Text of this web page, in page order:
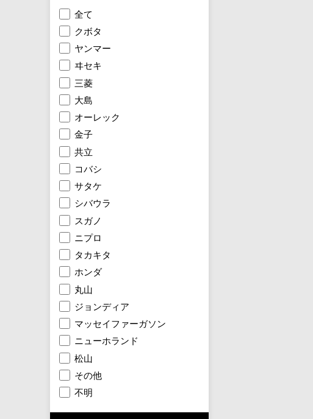
全て
クボタ
ヤンマー
ヰセキ
三菱
大島
オーレック
金子
共立
コバシ
サタケ
シバウラ
スガノ
ニプロ
タカキタ
ホンダ
丸山
ジョンディア
マッセイファーガソン
ニューホランド
松山
その他
不明